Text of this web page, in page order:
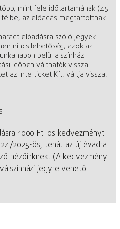
mint fele időtartamának (45
az előadás megtartottnak
előadásra szóló jegyek
nincs lehetőség, azok az
belül a színház
időben válthatók vissza.
az Interticket Kft. váltja vissza.
1000 Ft-os kedvezményt
2025-ös, tehát az új évadra
nézőinknek. (A kedvezmény
jegyre vehető